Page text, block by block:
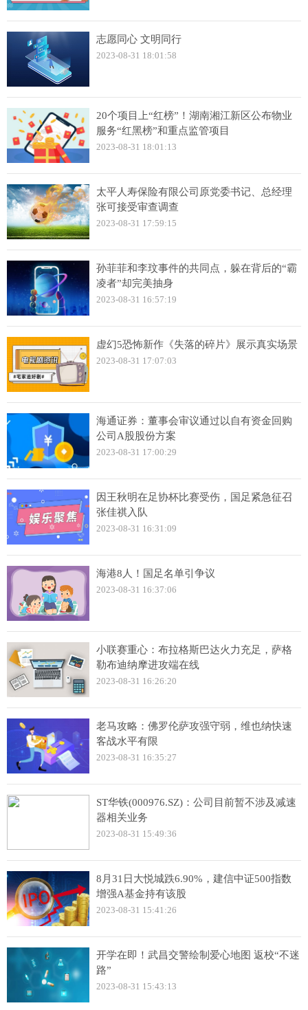
志愿同心 文明同行
2023-08-31 18:01:58
20个项目上“红榜”！湖南湘江新区公布物业
服务“红黑榜”和重点监管项目
2023-08-31 18:01:13
太平人寿保险有限公司原党委书记、总经理
张可接受审查调查
2023-08-31 17:59:15
孙菲菲和李玟事件的共同点，躲在背后的“霸
凌者”却完美抽身
2023-08-31 16:57:19
虚幻5恐怖新作《失落的碎片》展示真实场景
2023-08-31 17:07:03
海通证券：董事会审议通过以自有资金回购
公司A股股份方案
2023-08-31 17:00:29
因王秋明在足协杯比赛受伤，国足紧急征召
张佳祺入队
2023-08-31 16:31:09
海港8人！国足名单引争议
2023-08-31 16:37:06
小联赛重心：布拉格斯巴达火力充足，萨格
勒布迪纳摩进攻端在线
2023-08-31 16:26:20
老马攻略：佛罗伦萨攻强守弱，维也纳快速
客战水平有限
2023-08-31 16:35:27
ST华铁(000976.SZ)：公司目前暂不涉及减速
器相关业务
2023-08-31 15:49:36
8月31日大悦城跌6.90%，建信中证500指数
增强A基金持有该股
2023-08-31 15:41:26
开学在即！武昌交警绘制爱心地图 返校“不迷
路”
2023-08-31 15:43:13